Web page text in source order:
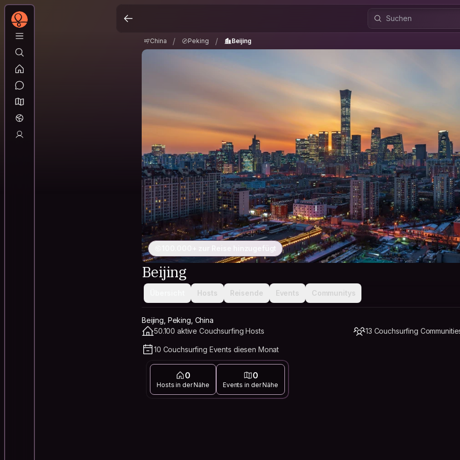
China / Peking / Beijing
100.000+ zur Reise hinzugefügt
Beijing
Hosts Reisende Events Communitys
Beijing, Peking, China
50.100 aktive Couchsurfing Hosts
13 Couchsurfing
10 Couchsurfing Events diesen Monat
0
Hosts in der Nähe
0
Events in der Nähe